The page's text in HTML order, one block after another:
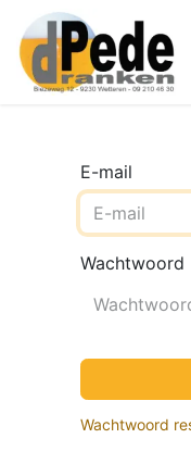
E-mail
Wachtwoord
Wachtwoord